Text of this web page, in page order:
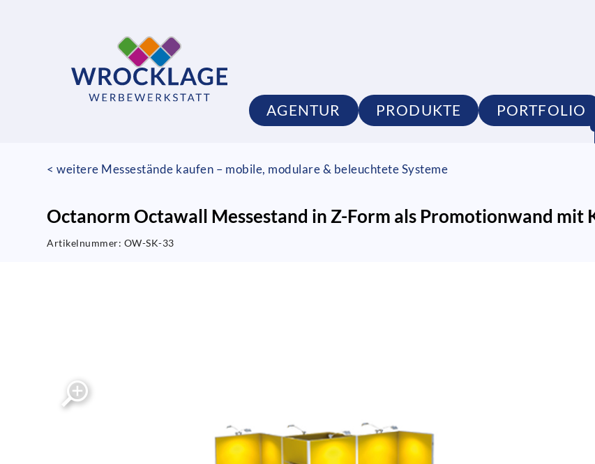
AGENTUR PRODUKTE PORTFOLIO
< weitere Messestände kaufen – mobile, modulare & beleuchtete Systeme
Octanorm Octawall Messestand in Z-Form als Promotionwand mit
Artikelnummer: OW-SK-33